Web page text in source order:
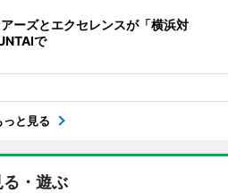
ーズとエクセレンスが「横浜対
で
っと見る
る・遊ぶ